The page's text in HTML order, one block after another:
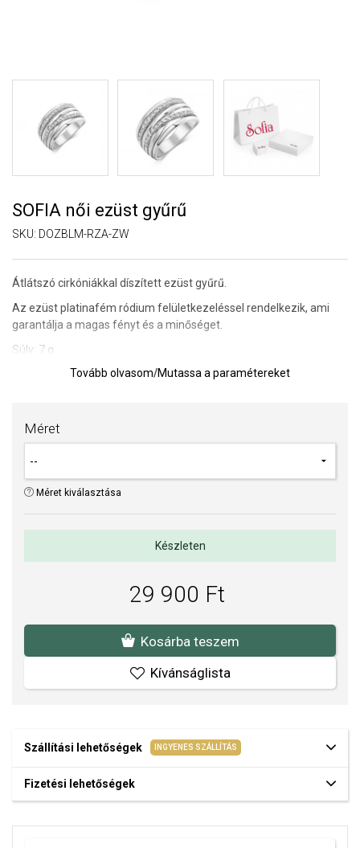
SOFIA női ezüst gyűrű
SKU: DOZBLM-RZA-ZW
Átlátszó cirkóniákkal díszített ezüst gyűrű.
Az ezüst platinafém ródium felületkezeléssel rendelkezik, ami
garantálja a magas fényt és a minőséget.
Súly: 7 g.
Gyűrűméret meghatározására szolgáló segédeszköz
Felületkezelésünk, drágaköveink és gyöngyeink beépítése
Tovább olvasom/Mutassa a paramétereket
Méret
Méret kiválasztása
Készleten
29 900 Ft
Kosárba teszem
Kívánságlista
Szállítási lehetőségek INGYENES SZÁLLÍTÁS
Fizetési lehetőségek